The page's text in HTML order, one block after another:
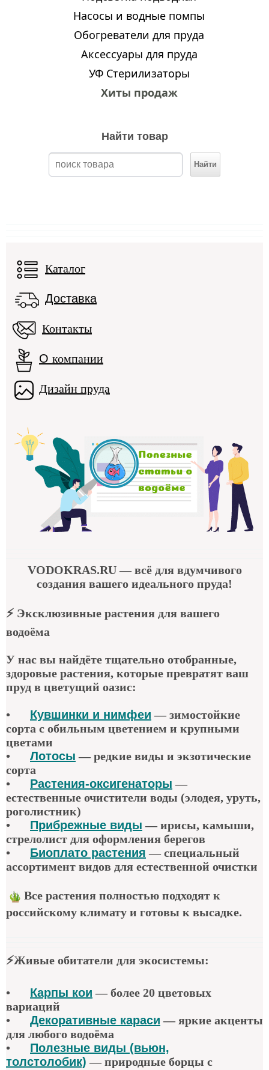
Насосы и водные помпы
Обогреватели для пруда
Аксессуары для пруда
УФ Стерилизаторы
Хиты продаж
Найти товар
Каталог
Доставка
Контакты
О компании
Дизайн пруда
VODOKRAS.RU— всё для вдумчивого
создания вашего идеального пруда!
⚡ Эксклюзивные растения для вашего
водоёма
У нас вы найдёте тщательно отобранные,
здоровые растения, которые превратят ваш
пруд в цветущий оазис:
• Кувшинки и нимфеи — зимостойкие
сорта с обильным цветением и крупными
цветами
•
Лотосы — редкие виды и экзотические
сорта
•
Растения-оксигенаторы —
естественные очистители воды (элодея, уруть,
роголистник)
•
Прибрежные виды — ирисы, камыши,
стрелолист для оформления берегов
•
Биоплато растения — специальный
ассортимент видов для естественной очистки
Все растения полностью подходят к
российскому климату и готовы к высадке.
⚡Живые обитатели для экосистемы:
• Карпы кои —более 20 цветовых
вариаций
•
Декоративные караси — яркие акценты
для любого водоёма
•
Полезные виды (вьюн,
толстолобик) —природные борцы с